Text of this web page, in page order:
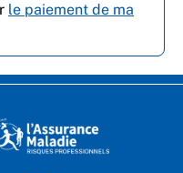
le paiement de ma